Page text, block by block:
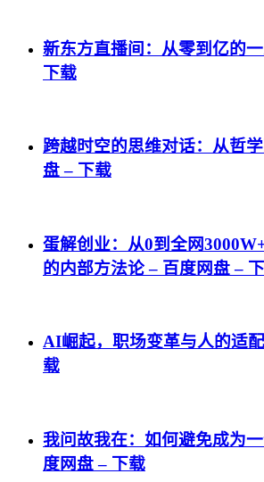
新东方直播间：从零到亿的
下载
跨越时空的思维对话：从哲
盘 – 下载
蛋解创业：从0到全网
的内部方法论 – 百度网盘 –
AI崛起，职场变革与人的适
载
我问故我在：如何避免成为
度网盘 – 下载